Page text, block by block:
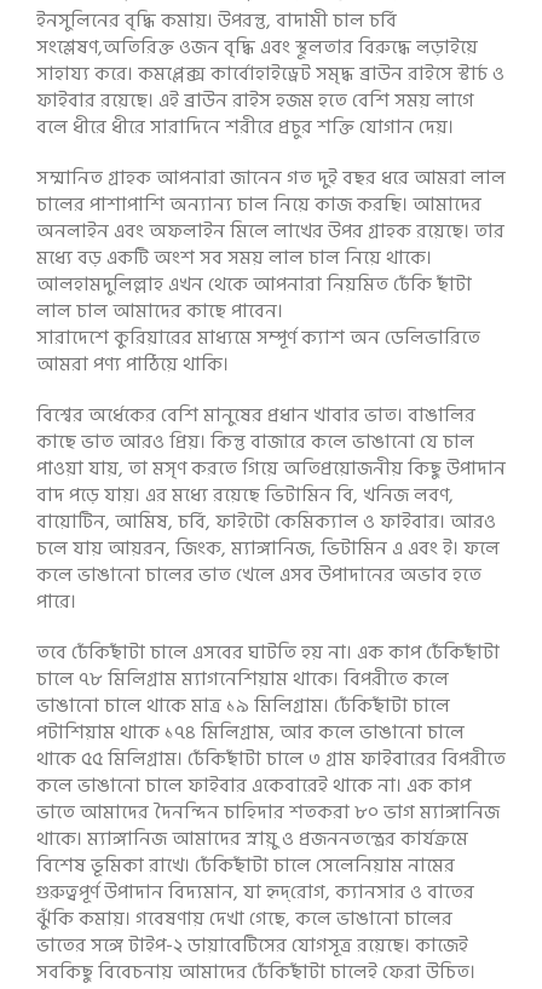
ইনসুলিনের বৃদ্ধি কমায়। উপরন্তু, বাদামী চাল চর্বি
সংশ্লেষণ,অতিরিক্ত ওজন বৃদ্ধি এবং স্থূলতার বিরুদ্ধে লড়াইয়ে
সাহায্য করে। কমপ্লেক্স কার্বোহাইড্রেট সমৃদ্ধ ব্রাউন রাইসে স্টার্চ ও
ফাইবার রয়েছে। এই ব্রাউন রাইস হজম হতে বেশি সময় লাগে
বলে ধীরে ধীরে সারাদিনে শরীরে প্রচুর শক্তি যোগান দেয়।
সম্মানিত গ্রাহক আপনারা জানেন গত দুই বছর ধরে আমরা লাল
চালের পাশাপাশি অন্যান্য চাল নিয়ে কাজ করছি। আমাদের
অনলাইন এবং অফলাইন মিলে লাখের উপর গ্রাহক রয়েছে। তার
মধ্যে বড় একটি অংশ সব সময় লাল চাল নিয়ে থাকে।
আলহামদুলিল্লাহ এখন থেকে আপনারা নিয়মিত ঢেঁকি ছাঁটা
লাল চাল আমাদের কাছে পাবেন।
সারাদেশে কুরিয়ারের মাধ্যমে সম্পূর্ণ ক্যাশ অন ডেলিভারিতে
আমরা পণ্য পাঠিয়ে থাকি।
বিশ্বের অর্ধেকের বেশি মানুষের প্রধান খাবার ভাত। বাঙালির
কাছে ভাত আরও প্রিয়। কিন্তু বাজারে কলে ভাঙানো যে চাল
পাওয়া যায়, তা মসৃণ করতে গিয়ে অতিপ্রয়োজনীয় কিছু উপাদান
বাদ পড়ে যায়। এর মধ্যে রয়েছে ভিটামিন বি, খনিজ লবণ,
বায়োটিন, আমিষ, চর্বি, ফাইটো কেমিক্যাল ও ফাইবার। আরও
চলে যায় আয়রন, জিংক, ম্যাঙ্গানিজ, ভিটামিন এ এবং ই। ফলে
কলে ভাঙানো চালের ভাত খেলে এসব উপাদানের অভাব হতে
পারে।
তবে ঢেঁকিছাঁটা চালে এসবের ঘাটতি হয় না। এক কাপ ঢেঁকিছাঁটা
চালে ৭৮ মিলিগ্রাম ম্যাগনেশিয়াম থাকে। বিপরীতে কলে
ভাঙানো চালে থাকে মাত্র ১৯ মিলিগ্রাম। ঢেঁকিছাঁটা চালে
পটাশিয়াম থাকে ১৭৪ মিলিগ্রাম, আর কলে ভাঙানো চালে
থাকে ৫৫ মিলিগ্রাম। ঢেঁকিছাঁটা চালে ৩ গ্রাম ফাইবারের বিপরীতে
কলে ভাঙানো চালে ফাইবার একেবারেই থাকে না। এক কাপ
ভাতে আমাদের দৈনন্দিন চাহিদার শতকরা ৮০ ভাগ ম্যাঙ্গানিজ
থাকে। ম্যাঙ্গানিজ আমাদের স্নায়ু ও প্রজননতন্ত্রের কার্যক্রমে
বিশেষ ভূমিকা রাখে। ঢেঁকিছাঁটা চালে সেলেনিয়াম নামের
গুরুত্বপূর্ণ উপাদান বিদ্যমান, যা হৃদ্‌রোগ, ক্যানসার ও বাতের
ঝুঁকি কমায়। গবেষণায় দেখা গেছে, কলে ভাঙানো চালের
ভাতের সঙ্গে টাইপ-২ ডায়াবেটিসের যোগসূত্র রয়েছে। কাজেই
সবকিছু বিবেচনায় আমাদের ঢেঁকিছাঁটা চালেই ফেরা উচিত।